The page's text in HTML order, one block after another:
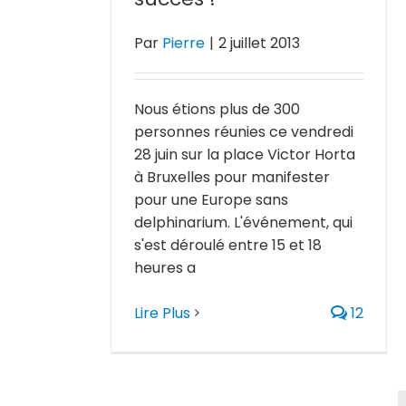
Par Pierre | 2 juillet 2013
Nous étions plus de 300
personnes réunies ce vendredi
28 juin sur la place Victor Horta
à Bruxelles pour manifester
pour une Europe sans
delphinarium. L'événement, qui
s'est déroulé entre 15 et 18
heures a
Lire Plus 12